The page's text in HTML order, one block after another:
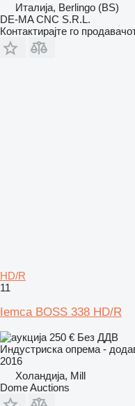
Италија, Berlingo (BS)
DE-MA CNC S.R.L.
Контактирајте го
HD/R
11
Iemca BOSS 338 HD/R
250 € Без ДДВ
Индустриска опрема -
2016
Холандија, Mill
Dome Auctions